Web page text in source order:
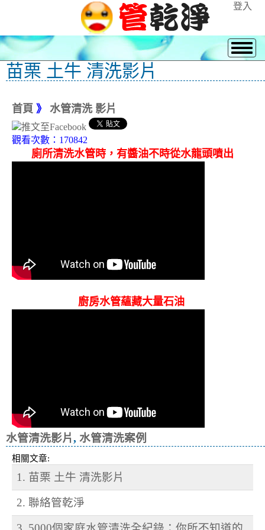
登入
苗栗 土牛 清洗影片
首頁 》 水管清洗 影片
觀看次數：170842
廁所清洗水管時，有醬油不時從水龍頭噴出
廚房水管蘊藏大量石油
水管清洗影片, 水管清洗案例
相關文章:
1. 苗栗 土牛 清洗影片
2. 聯絡管乾淨